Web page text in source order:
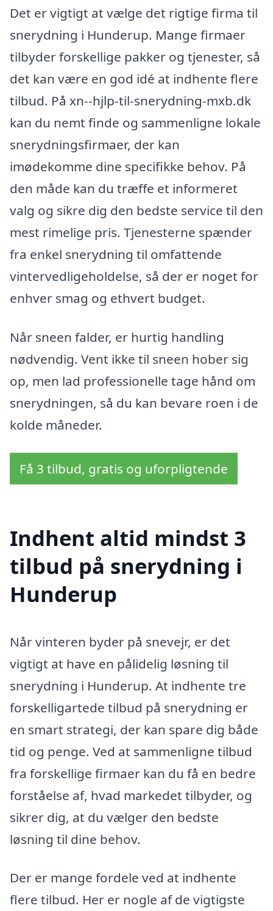
Det er vigtigt at vælge det rigtige firma til
snerydning i Hunderup. Mange firmaer
tilbyder forskellige pakker og tjenester, så
det kan være en god idé at indhente flere
tilbud. På xn--hjlp-til-snerydning-mxb.dk
kan du nemt finde og sammenligne lokale
snerydningsfirmaer, der kan
imødekomme dine specifikke behov. På
den måde kan du træffe et informeret
valg og sikre dig den bedste service til den
mest rimelige pris. Tjenesterne spænder
fra enkel snerydning til omfattende
vintervedligeholdelse, så der er noget for
enhver smag og ethvert budget.
Når sneen falder, er hurtig handling
nødvendig. Vent ikke til sneen hober sig
op, men lad professionelle tage hånd om
snerydningen, så du kan bevare roen i de
kolde måneder.
Få 3 tilbud, gratis og uforpligtende
Indhent altid mindst 3
tilbud på snerydning i
Hunderup
Når vinteren byder på snevejr, er det
vigtigt at have en pålidelig løsning til
snerydning i Hunderup. At indhente tre
forskelligartede tilbud på snerydning er
en smart strategi, der kan spare dig både
tid og penge. Ved at sammenligne tilbud
fra forskellige firmaer kan du få en bedre
forståelse af, hvad markedet tilbyder, og
sikrer dig, at du vælger den bedste
løsning til dine behov.
Der er mange fordele ved at indhente
flere tilbud. Her er nogle af de vigtigste